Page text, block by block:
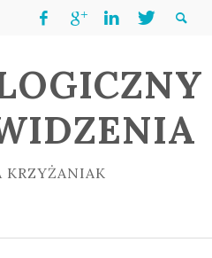
KRZYŻANIAK